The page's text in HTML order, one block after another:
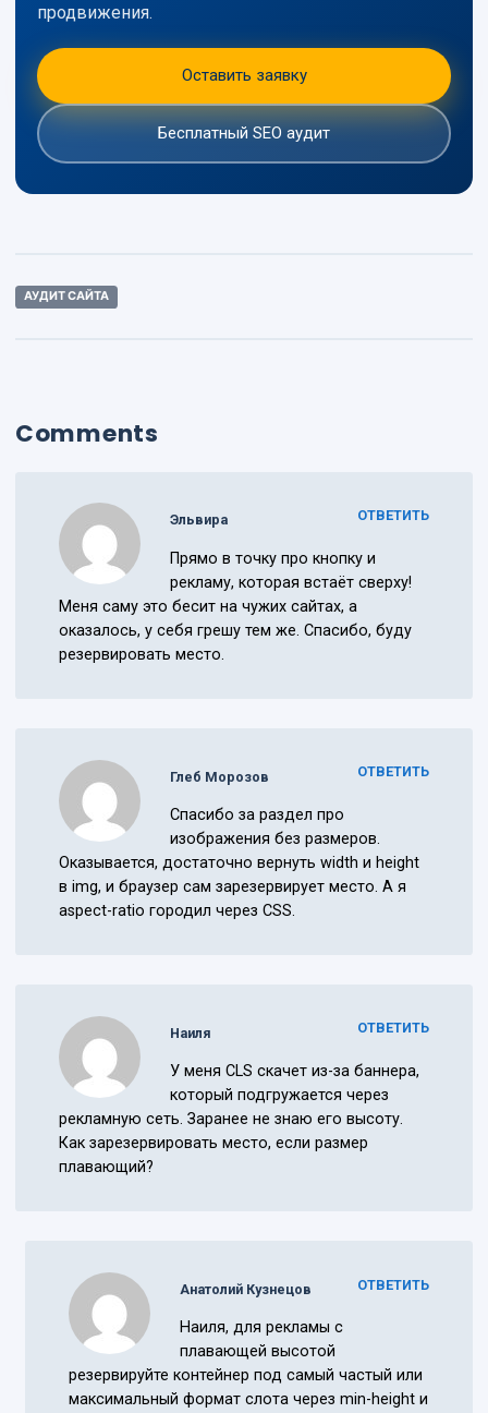
продвижения.
Оставить заявку
Бесплатный SEO аудит
АУДИТ САЙТА
Comments
ОТВЕТИТЬ
Эльвира
Прямо в точку про кнопку и
рекламу, которая встаёт сверху!
Меня саму это бесит на чужих сайтах, а
оказалось, у себя грешу тем же. Спасибо, буду
резервировать место.
ОТВЕТИТЬ
Глеб Морозов
Спасибо за раздел про
изображения без размеров.
Оказывается, достаточно вернуть width и height
в img, и браузер сам зарезервирует место. А я
aspect-ratio городил через CSS.
ОТВЕТИТЬ
Наиля
У меня CLS скачет из-за баннера,
который подгружается через
рекламную сеть. Заранее не знаю его высоту.
Как зарезервировать место, если размер
плавающий?
ОТВЕТИТЬ
Анатолий Кузнецов
Наиля, для рекламы с
плавающей высотой
резервируйте контейнер под самый частый или
максимальный формат слота через min-height и